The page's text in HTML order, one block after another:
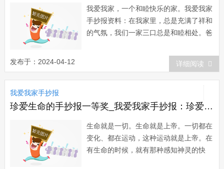
我爱我家，一个和睦快乐的家。我爱我家
手抄报资料：在我家里，总是充满了祥和
的气氛，我们一家三口总是和睦相处。爸
说话很幽默，总是逗得我和妈妈哈哈大
笑。我是一个很懂事的不任性的孩子，不
惹爸爸妈妈生气。如果我考试取得了好成
绩，爸爸妈妈就会为我庆祝一番，带我去
吃我最爱吃...
发布于：2024-04-12 详细阅读
我爱我家手抄报
珍爱生命的手抄报一等奖_我爱我家手抄报：珍爱生命
生命就是一切。生命就是上帝。一切都在
变化、都在运动，这种运动就是上帝。在
有生命的时候，就有那种感知神灵的快